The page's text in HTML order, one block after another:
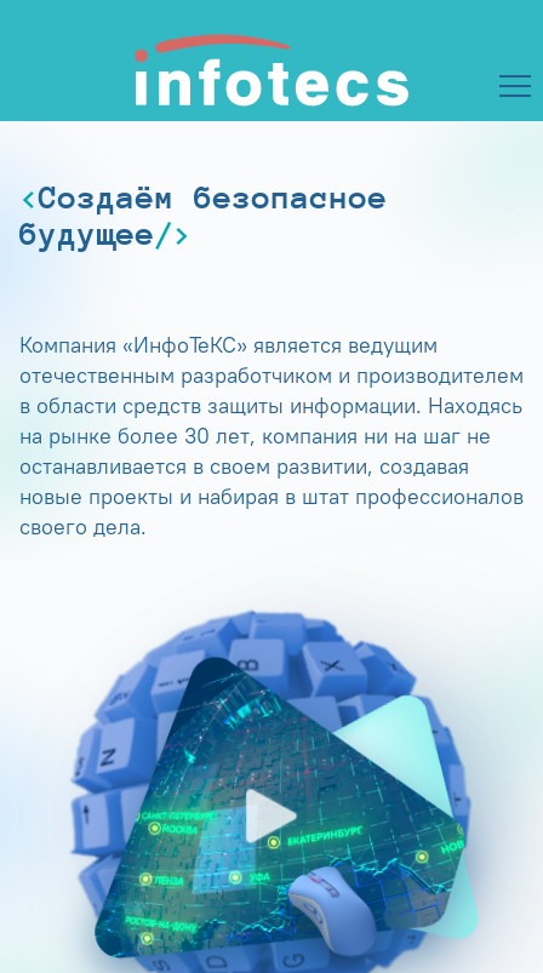
Создаём безопасное
будущее
Компания «ИнфоТеКС» является ведущим
отечественным разработчиком и производителем
в области средств защиты информации. Находясь
на рынке более 30 лет, компания ни на шаг не
останавливается в своем развитии, создавая
новые проекты и набирая в штат профессионалов
своего дела.